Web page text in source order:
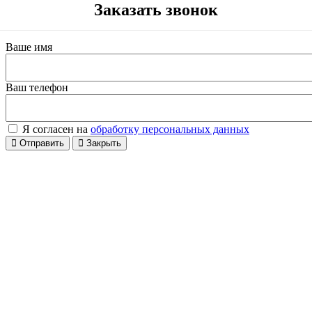
Заказать звонок
Ваше имя
Ваш телефон
Я согласен на обработку персональных данных
Отправить Закрыть